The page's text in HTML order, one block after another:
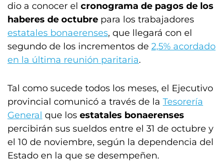
dio a conocer el cronograma de pagos de los
haberes de octubre para los trabajadores
estatales bonaerenses, que llegará con el
segundo de los incrementos de 2,5% acordado
en la última reunión paritaria.
Tal como sucede todos los meses, el Ejecutivo
provincial comunicó a través de la Tesorería
General que los estatales bonaerenses
percibirán sus sueldos entre el 31 de octubre y
el 10 de noviembre, según la dependencia del
Estado en la que se desempeñen.